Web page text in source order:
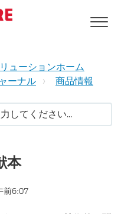
ューションホーム
ーナル
商品情報
本
前6:07